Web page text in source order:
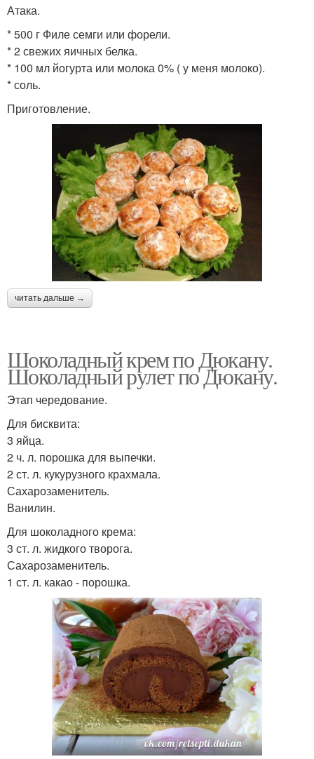
Атака.
* 500 г Филе семги или форели.
* 2 свежих яичных белка.
* 100 мл йогурта или молока 0% ( у меня молоко).
* соль.
Приготовление.
читать дальше →
Шоколадный крем по Дюкану.
Шоколадный рулет по Дюкану.
Этап чередование.
Для бисквита:
3 яйца.
2 ч. л. порошка для выпечки.
2 ст. л. кукурузного крахмала.
Сахарозаменитель.
Ванилин.
Для шоколадного крема:
3 ст. л. жидкого творога.
Сахарозаменитель.
1 ст. л. какао - порошка.